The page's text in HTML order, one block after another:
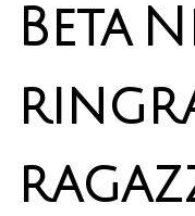
Beta